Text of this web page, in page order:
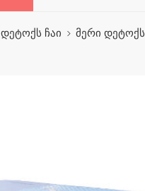
დეტოქს ჩაი მერი დეტოქს